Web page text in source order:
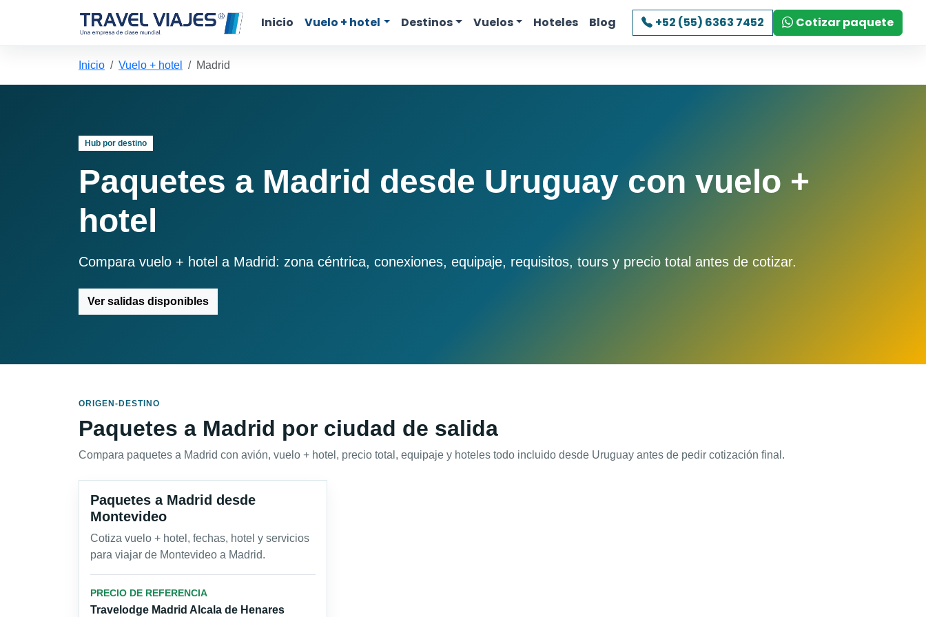
Inicio Vuelo + hotel Destinos Vuelos Hoteles Blog +52 (55) 6363 7452 Cotizar paquete
Inicio Vuelo + hotel Madrid
Hub por destino
Paquetes a Madrid desde Uruguay con vuelo +
hotel
Compara vuelo + hotel a Madrid: zona céntrica, conexiones, equipaje, requisitos, tours y precio total antes de cotizar.
Ver salidas disponibles
ORIGEN-DESTINO
Paquetes a Madrid por ciudad de salida
Compara paquetes a Madrid con avión, vuelo + hotel, precio total, equipaje y hoteles todo incluido desde Uruguay antes de pedir cotización final.
Paquetes a Madrid desde
Montevideo
Cotiza vuelo + hotel, fechas, hotel y servicios
para viajar de Montevideo a Madrid.
PRECIO DE REFERENCIA
Travelodge Madrid Alcala de Henares